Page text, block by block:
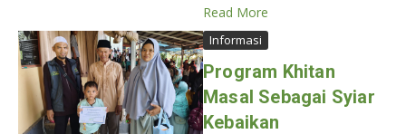
Read More
Informasi
Program Khitan
Masal Sebagai Syiar
Kebaikan